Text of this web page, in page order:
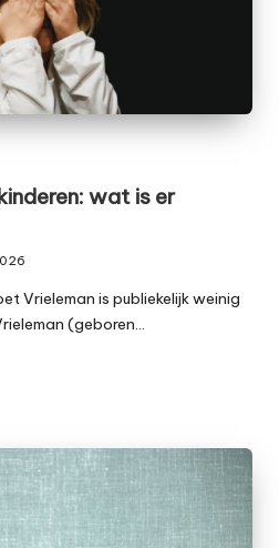
wat is er
Vrieleman is publiekelijk weinig
(geboren…